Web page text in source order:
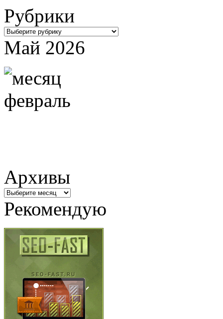
Рубрики
Рубрики
Май 2026
Архивы
Архивы
Рекомендую